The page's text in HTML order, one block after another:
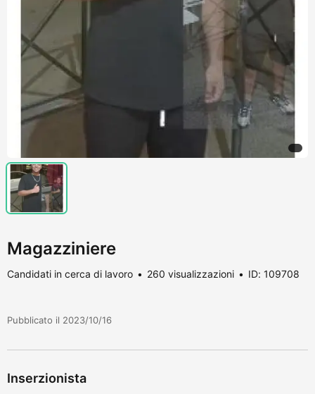
Magazziniere
Candidati in cerca di lavoro 260 visualizzazioni ID: 109708
Pubblicato il 2023/10/16
Inserzionista